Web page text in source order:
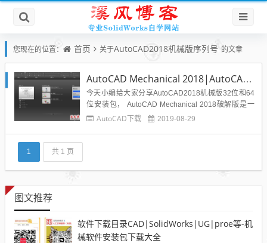
您现在的位置： 首页 关于AutoCAD2018机械版序列号 的文章
AutoCAD Mechanical 2018|AutoCAD2018机械版32位64位下载
今天小编给大家分享AutoCAD2018机械版32位和64
位安装包， AutoCAD Mechanical 2018破解版是一
款为机械设计行业打造的CAD绘图软件，软件拥有超
AutoCAD下载 2019-08-29
1 共 1 页
图文推荐
软件下载目录CAD|SolidWorks|UG|proe等-机
械软件安装包下载大全